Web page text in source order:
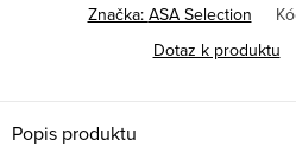
Značka: ASA Selection
Dotaz k produktu
Popis produktu